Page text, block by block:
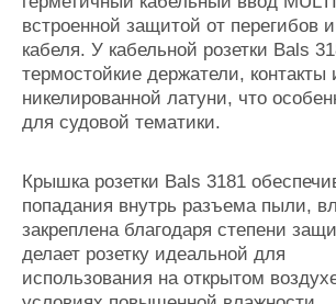
Личности
Словарь
Форум
Отзывы
Все
встроенной защитой от перегибов
кабеля. У кабельной розетки Bals
термостойкие держатели, контакты
никелированной латуни, что
для судовой тематики.
Крышка розетки Bals 3181
попадания внутрь разъема пыли,
закреплена благодаря степени
делает розетку идеальной для
использования на открытом